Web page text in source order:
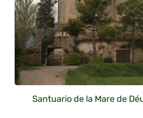
Santuario de la Mare de